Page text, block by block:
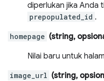
diperlukan jika Anda
prepopulated_id .
homepage (string,
Nilai baru untuk
image_url (string,